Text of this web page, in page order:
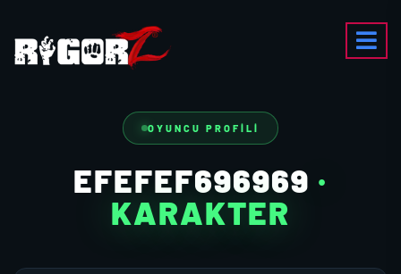
OYUNCU PROFILI
EFEFEF696969 ·
KARAKTER